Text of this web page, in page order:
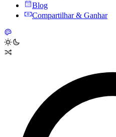
Blog
Compartilhar & Ganhar